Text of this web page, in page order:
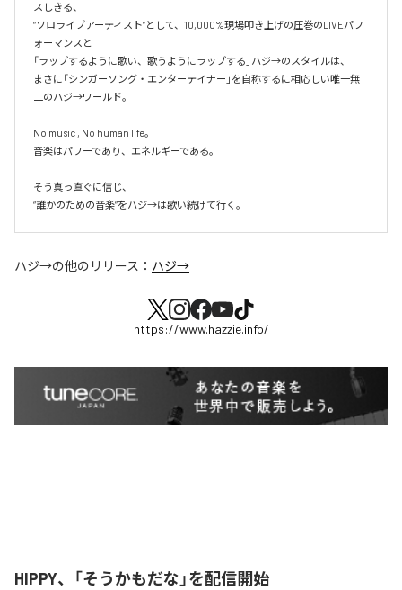
スしきる、
“ソロライブアーティスト”として、10,000%現場叩き上げの圧巻のLIVEパフ
ォーマンスと
「ラップするように歌い、歌うようにラップする」ハジ→のスタイルは、
まさに「シンガーソング・エンターテイナー」を自称するに相応しい唯一無
二のハジ→ワールド。
No music , No human life。
音楽はパワーであり、エネルギーである。
そう真っ直ぐに信じ、
ハジ→の他のリリース： ハジ→
https://www.hazzie.info/
HIPPY、「そうかもだな」を配信開始